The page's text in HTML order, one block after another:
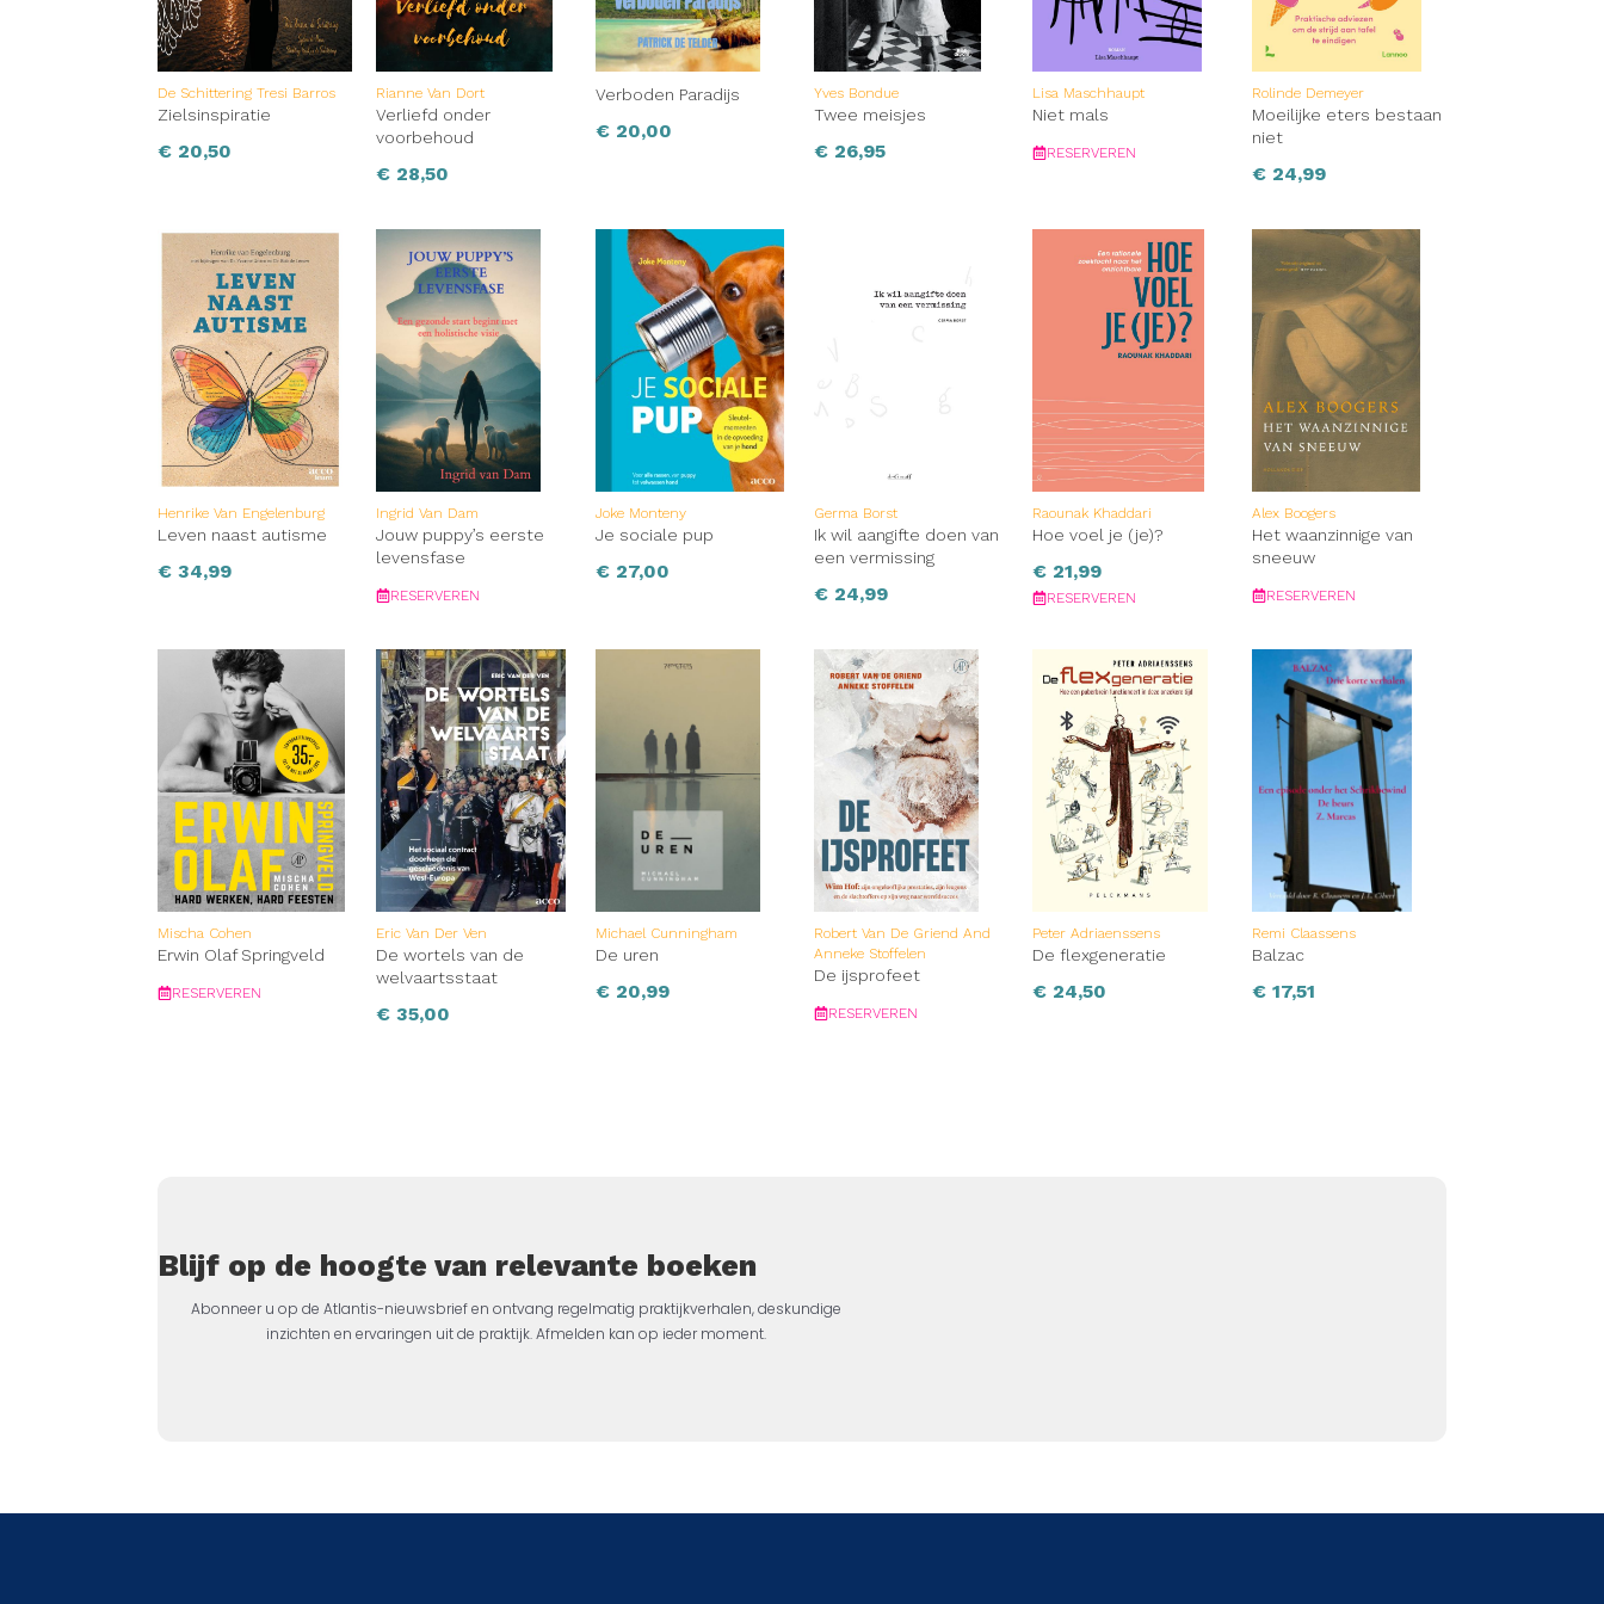
De Schittering Tresi Barros
Zielsinspiratie
€ 20,50
Rianne Van Dort
Verliefd onder
voorbehoud
€ 28,50
Verboden Paradijs
€20,00
Yves Bondue
Twee meisjes
€26,95
Lisa Maschhaupt
Niet mals
RESERVEREN
Rolinde Demeyer
Moeilijke eters bestaan
niet
€24,99
Henrike Van Engelenburg
Leven naast autisme
€ 34,99
Ingrid Van Dam
Jouw puppy’s eerste
levensfase
RESERVEREN
Joke Monteny
Je sociale pup
€27,00
Germa Borst
Ik wil aangifte doen van
een vermissing
€24,99
Raounak Khaddari
Hoe voel je (je)?
€ 21,99
RESERVEREN
Alex Boogers
Het waanzinnige van
sneeuw
RESERVEREN
Mischa Cohen
Erwin Olaf Springveld
RESERVEREN
Eric Van Der Ven
De wortels van de
welvaartsstaat
€ 35,00
Michael Cunningham
De uren
€20,99
Robert Van De Griend And
Anneke Stoffelen
De ijsprofeet
RESERVEREN
Peter Adriaenssens
De flexgeneratie
€ 24,50
Remi Claassens
Balzac
€17,51
Blijf op de hoogte van relevante boeken
Abonneer u op de Atlantis-nieuwsbrief en ontvang regelmatig praktijkverhalen, deskundige
inzichten en ervaringen uit de praktijk. Afmelden kan op ieder moment.